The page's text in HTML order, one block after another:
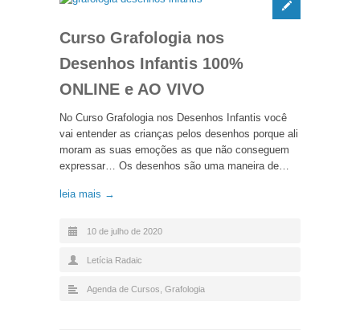
Curso Grafologia nos
Desenhos Infantis 100%
ONLINE e AO VIVO
No Curso Grafologia nos Desenhos Infantis você
vai entender as crianças pelos desenhos porque ali
moram as suas emoções as que não conseguem
expressar… Os desenhos são uma maneira de…
leia mais →
10 de julho de 2020
Letícia Radaic
Agenda de Cursos Grafologia